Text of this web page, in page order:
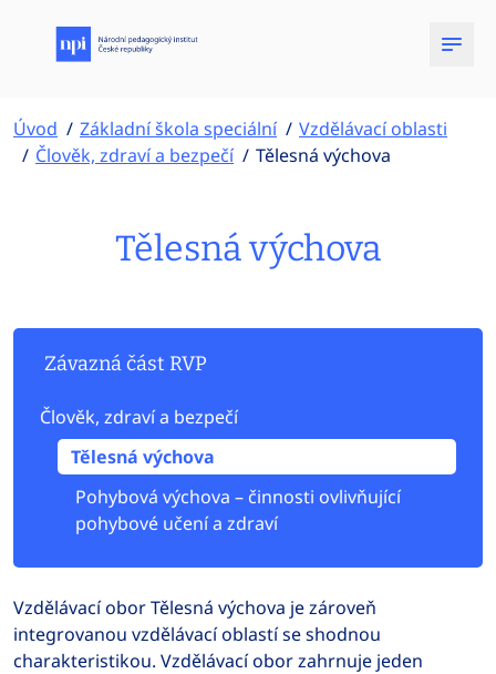
Úvod Základní škola speciální
Vzdělávací oblasti
Člověk, zdraví a bezpečí
Tělesná výchova
Tělesná výchova
Závazná část RVP
Člověk, zdraví a bezpečí
Tělesná výchova
Pohybová výchova – činnosti ovlivňující
pohybové učení a zdraví
Vzdělávací obor Tělesná výchova je zároveň
integrovanou vzdělávací oblastí se shodnou
charakteristikou. Vzdělávací obor zahrnuje jeden